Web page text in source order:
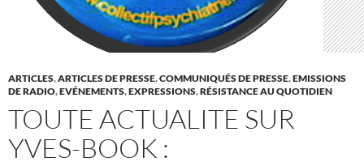
ARTICLES,ARTICLES DE PRESSE,COMMUNIQUÉS DE PRESSE,EMISSIONS
DE RADIO,EVÉNEMENTS,EXPRESSIONS,RÉSISTANCE AU QUOTIDIEN
TOUTE ACTUALITE SUR
YVES-BOOK :